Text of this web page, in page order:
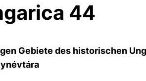
44
Gebiete des historischen